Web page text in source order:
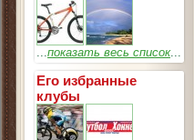
...показать весь список...
Его избранные
клубы